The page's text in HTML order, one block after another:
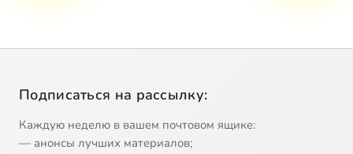
Подписаться на рассылку:
Каждую неделю в вашем почтовом ящике:
— анонсы лучших материалов;